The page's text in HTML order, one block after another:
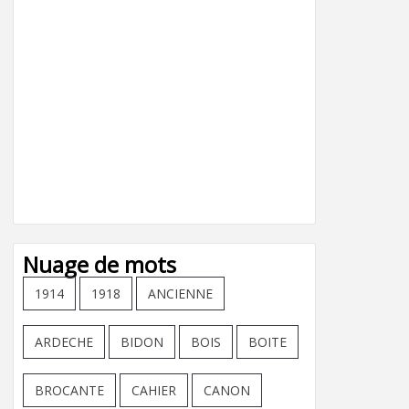
Nuage de mots
1914 1918 ANCIENNE
ARDECHE BIDON BOIS BOITE
BROCANTE CAHIER CANON